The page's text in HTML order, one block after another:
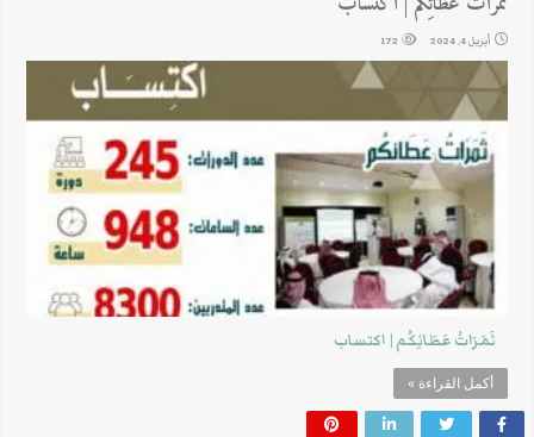
أبريل 4, 2024 172
ثَمَرَاتُ عَطَائِكُم | اكتساب
أكمل القراءة »